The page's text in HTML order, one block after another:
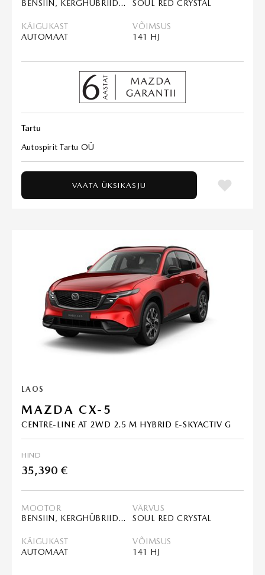
BENSIIN, KERGHÜBRIID (MHEV) SOUL RED CRYSTAL
KÄIGUKAST
AUTOMAAT
VÕIMSUS
141 HJ
Tartu
Autospirit Tartu OÜ
VAATA ÜKSIKASJU
LAOS
MAZDA CX-5
CENTRE-LINE AT 2WD 2.5 M HYBRID E-SKYACTIV G
HIND
35,390 €
MOOTOR
BENSIIN, KERGHÜBRIID (MHEV)
VÄRVUS
SOUL RED CRYSTAL
KÄIGUKAST
AUTOMAAT
VÕIMSUS
141 HJ